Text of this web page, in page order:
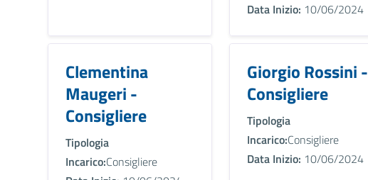
Data Inizio: 10/06/2024
Clementina
Maugeri -
Consigliere
Tipologia
Incarico:Consigliere
Giorgio Rossini -
Consigliere
Tipologia
Incarico:Consigliere
Data Inizio: 10/06/2024